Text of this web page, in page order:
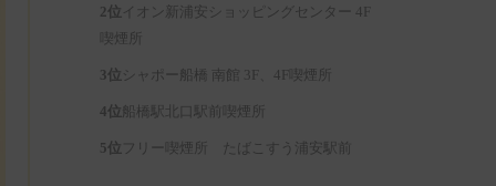
イオン新浦安ショッピングセンター 4F
喫煙所
シャポー船橋 南館 3F、4F喫煙所
船橋駅北口駅前喫煙所
フリー喫煙所 たばこすう浦安駅前